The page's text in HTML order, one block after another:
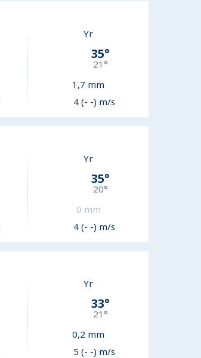
Yr
35°
21 °
1,7 mm
4 (- -) m/s
Yr
35°
20°
0 mm
4 (- -) m/s
Yr
33°
21 °
0,2 mm
5 (- -) m/s